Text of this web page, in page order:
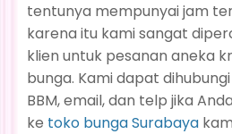
tentunya mempunyai jam
karena itu kami sangat
klien untuk pesanan aneka
bunga. Kami dapat
BBM, email, dan telp jika
ke toko bunga Surabaya